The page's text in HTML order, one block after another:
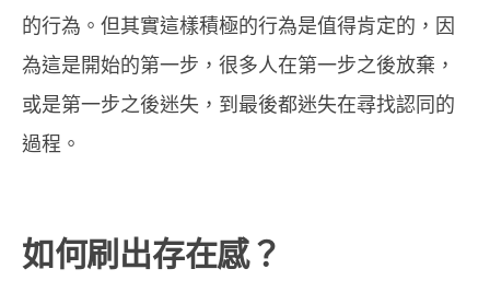
的行為。但其實這樣積極的行為是值得肯定的，因
為這是開始的第一步，很多人在第一步之後放棄，
或是第一步之後迷失，到最後都迷失在尋找認同的
過程。
如何刷出存在感？